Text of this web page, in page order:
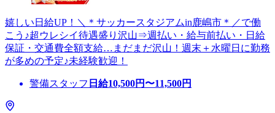
嬉しい日給UP！＼＊サッカースタジアムin鹿嶋市＊／で働
こう♪超ウレシイ待遇盛り沢山⇒週払い・給与前払い・日給
保証・交通費全額支給…まだまだ沢山！週末＋水曜日に勤務
が多めの予定♪未経験歓迎！
警備スタッフ 日給10,500円〜11,500円